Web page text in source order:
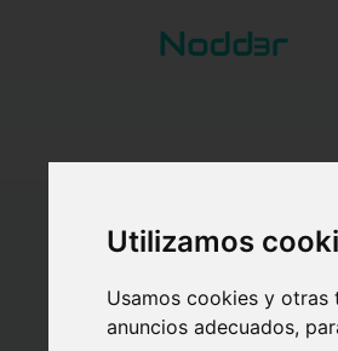
Utilizamos
Usamos cookies y
anuncios adecuados,